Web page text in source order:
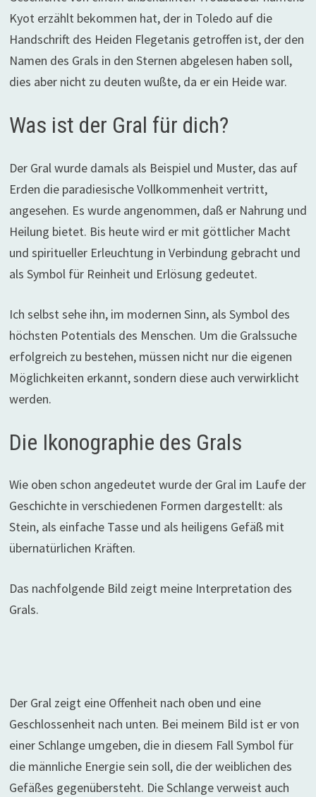
Kyot erzählt bekommen hat, der in Toledo auf die
Handschrift des Heiden Flegetanis getroffen ist, der den
Namen des Grals in den Sternen abgelesen haben soll,
dies aber nicht zu deuten wußte, da er ein Heide war.
Was ist der Gral für dich?
Der Gral wurde damals als Beispiel und Muster, das auf
Erden die paradiesische Vollkommenheit vertritt,
angesehen. Es wurde angenommen, daß er Nahrung und
Heilung bietet. Bis heute wird er mit göttlicher Macht
und spiritueller Erleuchtung in Verbindung gebracht und
als Symbol für Reinheit und Erlösung gedeutet.
Ich selbst sehe ihn, im modernen Sinn, als Symbol des
höchsten Potentials des Menschen. Um die Gralssuche
erfolgreich zu bestehen, müssen nicht nur die eigenen
Möglichkeiten erkannt, sondern diese auch verwirklicht
werden.
Die Ikonographie des Grals
Wie oben schon angedeutet wurde der Gral im Laufe der
Geschichte in verschiedenen Formen dargestellt: als
Stein, als einfache Tasse und als heiligens Gefäß mit
übernatürlichen Kräften.
Das nachfolgende Bild zeigt meine Interpretation des
Grals.
Der Gral zeigt eine Offenheit nach oben und eine
Geschlossenheit nach unten. Bei meinem Bild ist er von
einer Schlange umgeben, die in diesem Fall Symbol für
die männliche Energie sein soll, die der weiblichen des
Gefäßes gegenübersteht. Die Schlange verweist auch